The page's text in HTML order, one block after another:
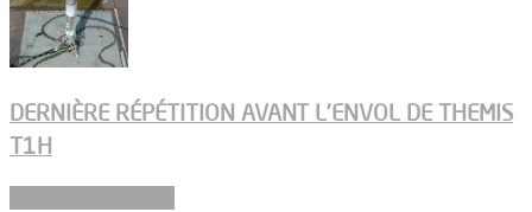
DERNIÈRE RÉPÉTITION AVANT L’ENVOL DE THEMIS
T1H